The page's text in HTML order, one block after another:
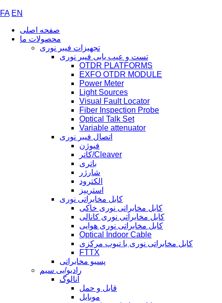
FA EN
صفحه اصلی
محصولات ما
تجهیزات فیبر نوری
تست و عیب یابی فیبر نوری
OTDR PLATFORMS
EXFO OTDR MODULE
Power Meter
Light Sources
Visual Fault Locator
Fiber Inspection Probe
Optical Talk Set
Variable attenuator
اتصال فیبر نوری
فیوژن
کاتر/Cleaver
باتری
شارژر
الکترود
استریپز
کابل مخابراتی نوری
کابل مخابراتی نوری خاکی
کابل مخابراتی نوری کانالی
کابل مخابراتی نوری هوایی
Optical Indoor Cable
کابل مخابراتی نوری با تیوپ مرکزی
FTTX
پسیو مخابراتی
رادیو/بی سیم
آنالوگ
قابل و حمل
موبایل